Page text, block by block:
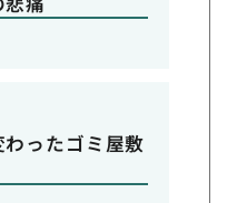
ったゴミ屋敷